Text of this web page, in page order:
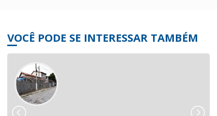
VOCÊ PODE SE INTERESSAR TAMBÉM